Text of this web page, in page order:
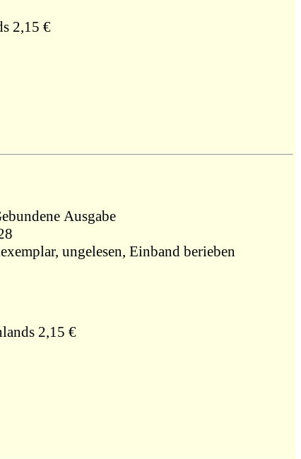
2,15 €
Agentur des Rauhen Hauses, Gebundene Ausgabe
ungelesen, Einband berieben
2,15 €